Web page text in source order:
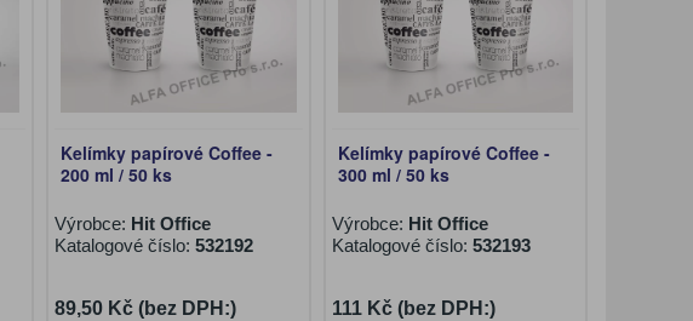
Kelímky papírové Coffee -
200 ml / 50 ks
Výrobce: Hit Office
Katalogové číslo:532192
89,50 Kč (bez DPH:)
Kelímky papírové Coffee -
300 ml / 50 ks
Výrobce: Hit Office
Katalogové číslo: 532193
111 Kč (bez DPH:)